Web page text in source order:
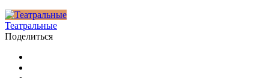
Театральные
Поделиться